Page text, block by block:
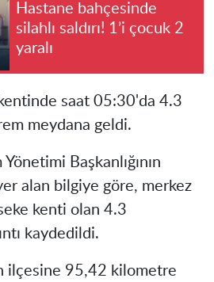
Hastane bahçesinde
silahlı saldırı! 1’i çocuk 2
yaralı
saat 05:30'da 4.3
meydana geldi.
Başkanlığının
alan bilgiye göre, merkez
kenti olan 4.3
kaydedildi.
ilçesine 95,42 kilometre